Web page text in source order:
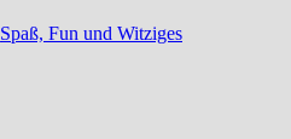
Spaß, Fun und Witziges